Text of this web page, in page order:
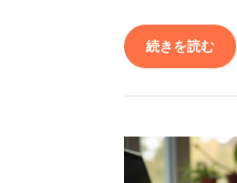
続きを読む